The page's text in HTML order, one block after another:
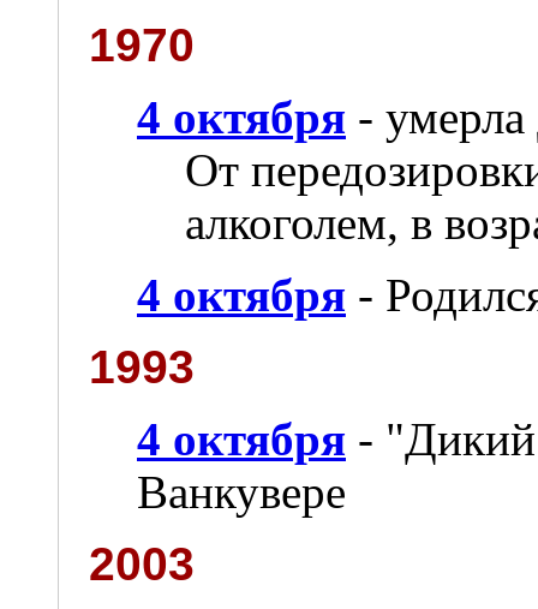
1970
4 октября -
От
алкоголем, в
4 октября -
1993
4 октября -
Ванкувере
2003